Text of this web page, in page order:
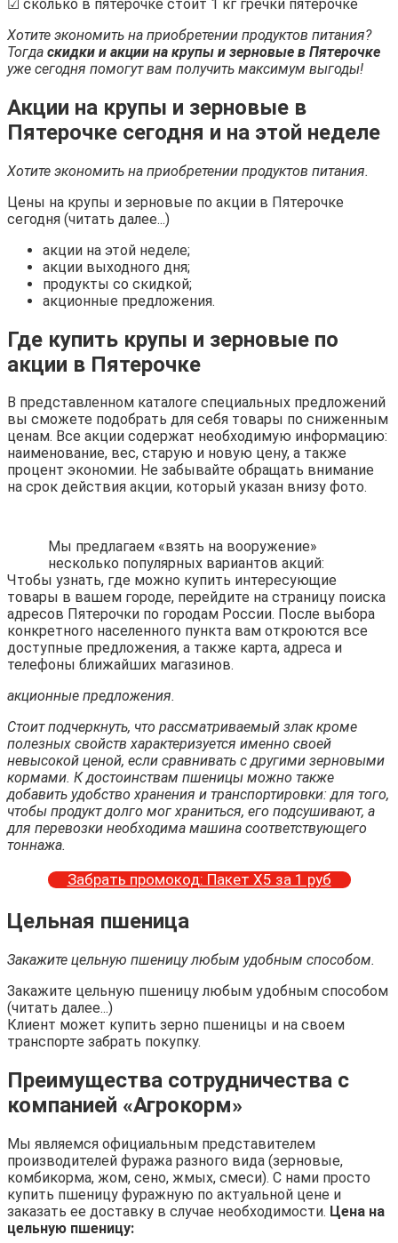
☑ сколько в пятерочке стоит 1 кг гречки пятерочке
Хотите экономить на приобретении продуктов питания?
Тогда скидки и акции на крупы и зерновые в Пятерочке
уже сегодня помогут вам получить максимум выгоды!
Акции на крупы и зерновые в
Пятерочке сегодня и на этой неделе
Хотите экономить на приобретении продуктов питания.
Цены на крупы и зерновые по акции в Пятерочке
сегодня (читать далее...)
акции на этой неделе;
акции выходного дня;
продукты со скидкой;
акционные предложения.
Где купить крупы и зерновые по
акции в Пятерочке
В представленном каталоге специальных предложений
вы сможете подобрать для себя товары по сниженным
ценам. Все акции содержат необходимую информацию:
наименование, вес, старую и новую цену, а также
процент экономии. Не забывайте обращать внимание
на срок действия акции, который указан внизу фото.
Мы предлагаем «взять на вооружение»
несколько популярных вариантов акций:
Чтобы узнать, где можно купить интересующие
товары в вашем городе, перейдите на страницу поиска
адресов Пятерочки по городам России. После выбора
конкретного населенного пункта вам откроются все
доступные предложения, а также карта, адреса и
телефоны ближайших магазинов.
акционные предложения.
Стоит подчеркнуть, что рассматриваемый злак кроме
полезных свойств характеризуется именно своей
невысокой ценой, если сравнивать с другими зерновыми
кормами. К достоинствам пшеницы можно также
добавить удобство хранения и транспортировки: для того,
чтобы продукт долго мог храниться, его подсушивают, а
для перевозки необходима машина соответствующего
тоннажа.
Забрать промокод: Пакет Х5 за 1 руб
Цельная пшеница
Закажите цельную пшеницу любым удобным способом.
Закажите цельную пшеницу любым удобным способом
(читать далее...)
Клиент может купить зерно пшеницы и на своем
транспорте забрать покупку.
Преимущества сотрудничества с
компанией «Агрокорм»
Мы являемся официальным представителем
производителей фуража разного вида (зерновые,
комбикорма, жом, сено, жмых, смеси). С нами просто
купить пшеницу фуражную по актуальной цене и
заказать ее доставку в случае необходимости. Цена на
цельную пшеницу: